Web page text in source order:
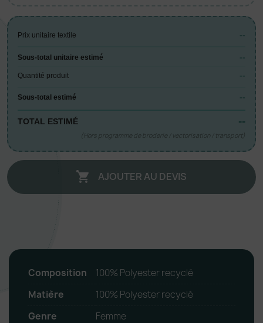
Prix unitaire textile --
Sous-total unitaire estimé --
Quantité produit --
Sous-total estimé --
TOTAL ESTIMÉ --
(Hors programme de broderie / vectorisation / transport)
 AJOUTER AU DEVIS
Composition
100% Polyester recyclé
Matière
100% Polyester recyclé
Genre
Femme